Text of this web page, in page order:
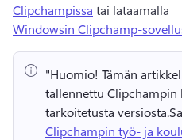
Clipchampissa tai lataamalla
Windowsin Clipchamp-
"Huomio! Tämän
tallennettu Clipchampin
tarkoitetusta versiosta.
Clipchampin työ- ja